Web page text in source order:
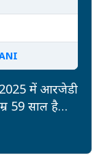
2025 में आरजेडी
59 साल है
पर दर्ज